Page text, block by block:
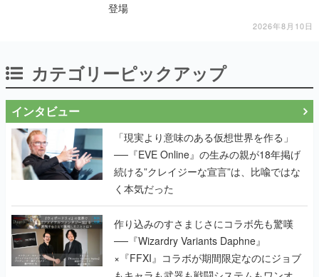
登場
2026年8月10日
カテゴリーピックアップ
インタビュー
「現実より意味のある仮想世界を作る」
──『EVE Online』の生みの親が18年掲げ
続ける”クレイジーな宣言”は、比喩ではな
く本気だった
作り込みのすさまじさにコラボ先も驚嘆
──『Wizardry Variants Daphne』
×『FFXI』コラボが期間限定なのにジョブ